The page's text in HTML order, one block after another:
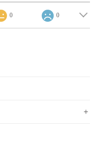
0 0